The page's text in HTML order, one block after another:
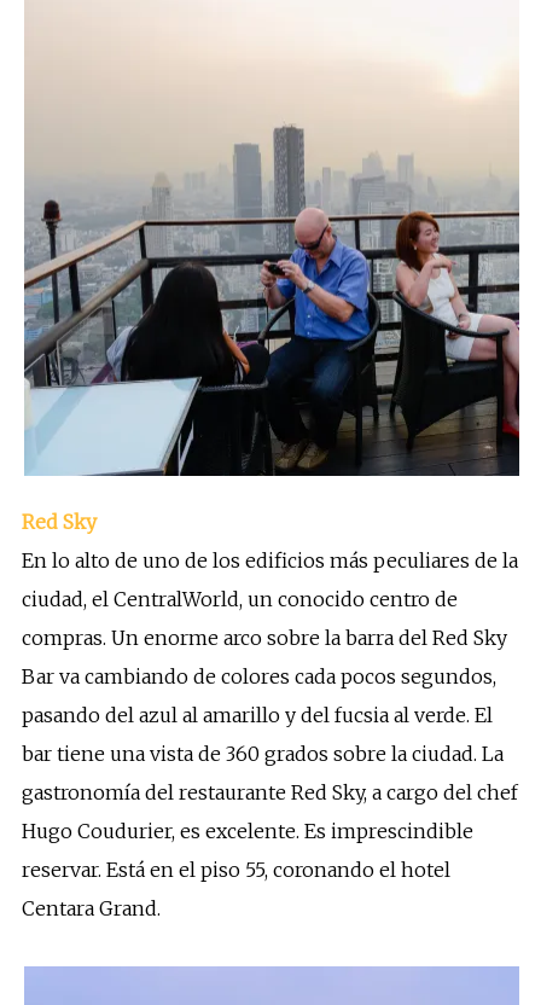
Red Sky
En lo alto de uno de los edificios más peculiares de la
ciudad, el CentralWorld, un conocido centro de
compras. Un enorme arco sobre la barra del Red Sky
Bar va cambiando de colores cada pocos segundos,
pasando del azul al amarillo y del fucsia al verde. El
bar tiene una vista de 360 grados sobre la ciudad. La
gastronomía del restaurante Red Sky, a cargo del chef
Hugo Coudurier, es excelente. Es imprescindible
reservar. Está en el piso 55, coronando el hotel
Centara Grand.